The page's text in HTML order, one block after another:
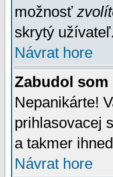
možnosť
skrytý užívateľ.
Návrat hore
Zabudol som
Nepanikárte!
prihlasovacej
a takmer
Návrat hore